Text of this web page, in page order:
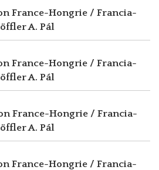
France-Hongrie / Francia-
A. Pál
France-Hongrie / Francia-
A. Pál
France-Hongrie / Francia-
A. Pál
France-Hongrie / Francia-